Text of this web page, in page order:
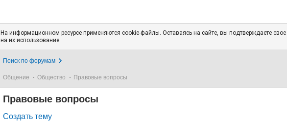
На информационном ресурсе применяются cookie-файлы. Оставаясь на сайте, вы подтверждаете свое
на их использование.
Поиск по форумам
Общение Общество Правовые вопросы
Правовые вопросы
Создать тему